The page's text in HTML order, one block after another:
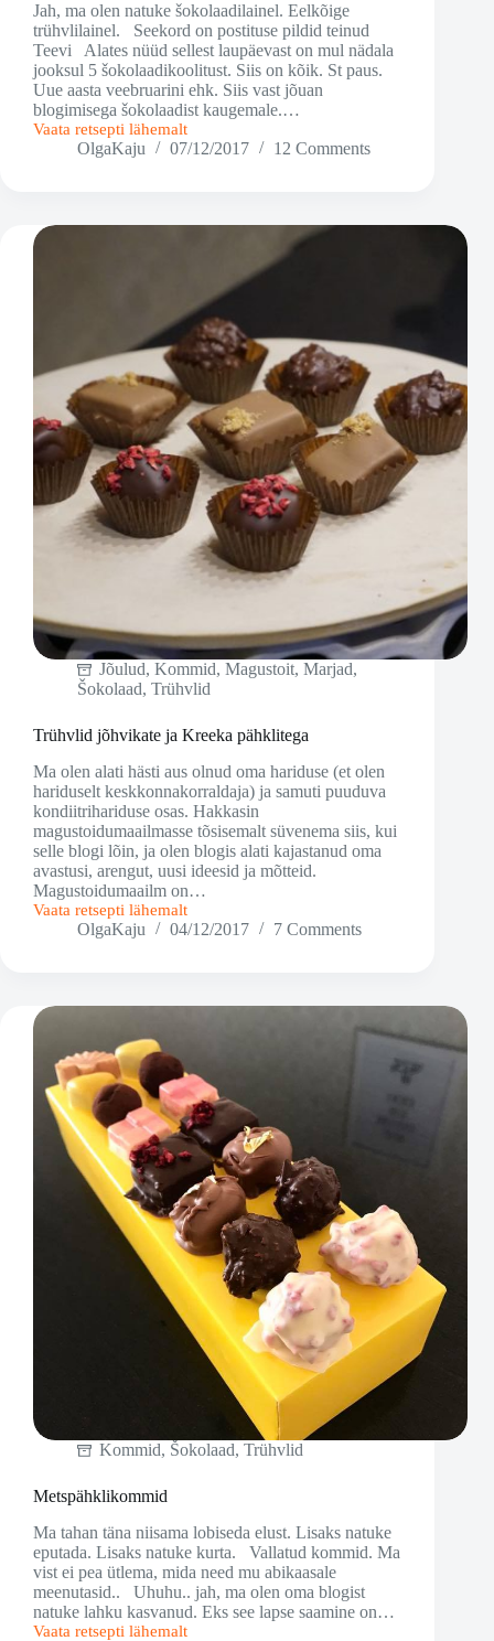
Jah, ma olen natuke šokolaadilainel. Eelkõige
trühvlilainel. Seekord on postituse pildid teinud
Teevi Alates nüüd sellest laupäevast on mul nädala
jooksul 5 šokolaadikoolitust. Siis on kõik. St paus.
Uue aasta veebruarini ehk. Siis vast jõuan
blogimisega šokolaadist kaugemale.…
Vaata retsepti lähemalt
Glögitrühvlid
OlgaKaju 07/12/2017 12 Comments
Jõulud, Kommid, Magustoit, Marjad,
Šokolaad, Trühvlid
Trühvlid jõhvikate ja Kreeka pähklitega
Ma olen alati hästi aus olnud oma hariduse (et olen
hariduselt keskkonnakorraldaja) ja samuti puuduva
kondiitrihariduse osas. Hakkasin
magustoidumaailmasse tõsisemalt süvenema siis, kui
selle blogi lõin, ja olen blogis alati kajastanud oma
avastusi, arengut, uusi ideesid ja mõtteid.
Magustoidumaailm on…
Vaata retsepti lähemalt
Trühvlid
jõhvikateOlgaKaju 04/12/2017 7 Comments
Kommid, Šokolaad, Trühvlid
Metspähklikommid
Ma tahan täna niisama lobiseda elust. Lisaks natuke
eputada. Lisaks natuke kurta. Vallatud kommid. Ma
vist ei pea ütlema, mida need mu abikaasale
meenutasid.. Uhuhu.. jah, ma olen oma blogist
natuke lahku kasvanud. Eks see lapse saamine on…
Vaata retsepti lähemalt